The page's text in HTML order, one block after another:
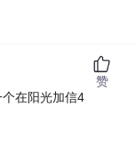
在阳光加信4
赞